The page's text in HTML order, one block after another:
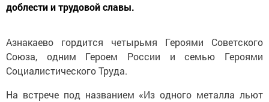
доблести и трудовой славы.
Азнакаево гордится четырьмя Героями Советского
Союза, одним Героем России и семью Героями
Социалистического Труда.
На встрече под названием «Из одного металла льют